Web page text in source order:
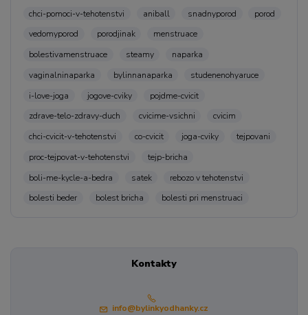
chci-pomoci-v-tehotenstvi
aniball snadnyporod
porod
vedomyporod
porodjinak
menstruace
bolestivamenstruace
steamy
naparka
vaginalninaparka
bylinnanaparka
studenenohyaruce
i-love-joga
jogove-cviky
pojdme-cvicit
zdrave-telo-zdravy-duch
cvicime-vsichni
cvicim
chci-cvicit-v-tehotenstvi
co-cvicit joga-cviky
tejpovani
proc-tejpovat-v-tehotenstvi
tejp-bricha
boli-me-kycle-a-bedra
satek
rebozo v tehotenstvi
bolesti beder
bolest bricha bolesti pri menstruaci
Kontakty
info@bylinkyodhanky.cz